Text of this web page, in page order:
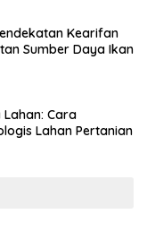
Kearifan
Sumber Daya Ikan
Cara
Lahan Pertanian